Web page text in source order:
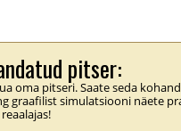
pitser:
oma pitseri. Saate seda
graafilist simulatsiooni näete
reaalajas!